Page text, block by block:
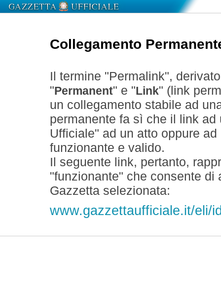
Collegamento
Il termine "Permalink",
" Permanent" e " Link" (link
un collegamento stabile ad
permanente fa sì che il link
Ufficiale" ad un atto oppure
funzionante e valido.
Il seguente link, pertanto,
"funzionante" che consente
Gazzetta selezionata:
www.gazzettaufficiale.it/eli/